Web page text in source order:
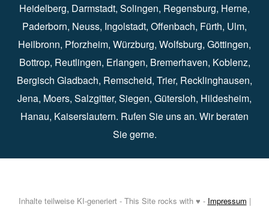
Heidelberg⁠, Darmstadt⁠⁠, Solingen⁠, Regensburg⁠, Herne⁠⁠,
Paderborn⁠, Neuss⁠, Ingolstadt⁠, Offenbach, Fürth⁠⁠, Ulm⁠⁠,
Heilbronn⁠, Pforzheim⁠, Würzburg⁠, Wolfsburg⁠⁠, Göttingen⁠,
Bottrop⁠, Reutlingen⁠, Erlangen⁠⁠, Bremerhaven⁠, Koblenz⁠,
Bergisch Gladbach⁠, Remscheid⁠⁠, Trier⁠⁠, Recklinghausen⁠,
Jena⁠⁠, Moers⁠⁠, Salzgitter⁠⁠, Siegen⁠⁠, Gütersloh⁠, Hildesheim⁠⁠,
Hanau⁠, Kaiserslautern⁠⁠. Rufen Sie uns an. Wir beraten
Sie gerne.
Inhalte teilweise KI-generiert - This Site rocks with ♥ - Impressum |